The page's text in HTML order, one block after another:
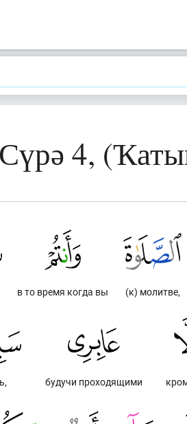
Сүрә 4,
(к) молитве,
в то время когда вы
будучи проходящими